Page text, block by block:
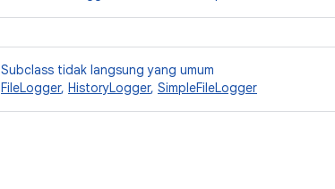
Subclass tidak langsung yang umum
FileLogger, HistoryLogger, SimpleFileLogger